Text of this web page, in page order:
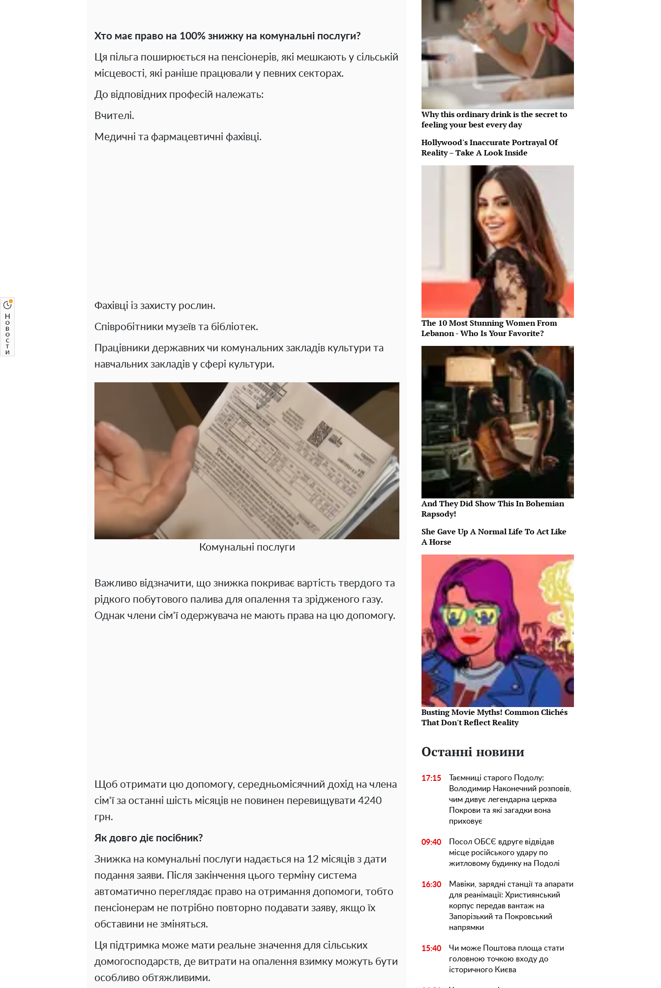
Хто має право на 100% знижку на комунальні послуги?
Ця пільга поширюється на пенсіонерів, які мешкають у сільській
місцевості, які раніше працювали у певних секторах.
До відповідних професій належать:
Вчителі.
Медичні та фармацевтичні фахівці.
Фахівці із захисту рослин.
Співробітники музеїв та бібліотек.
Працівники державних чи комунальних закладів культури та
навчальних закладів у сфері культури.
Комунальні послуги
Важливо відзначити, що знижка покриває вартість твердого та
рідкого побутового палива для опалення та зрідженого газу.
Однак члени сім'ї одержувача не мають права на цю допомогу.
Щоб отримати цю допомогу, середньомісячний дохід на члена
сім'ї за останні шість місяців не повинен перевищувати 4240
грн.
Як довго діє посібник?
Знижка на комунальні послуги надається на 12 місяців з дати
подання заяви. Після закінчення цього терміну система
автоматично переглядає право на отримання допомоги, тобто
пенсіонерам не потрібно повторно подавати заяву, якщо їх
обставини не зміняться.
Ця підтримка може мати реальне значення для сільських
домогосподарств, де витрати на опалення взимку можуть бути
особливо обтяжливими.
Why this ordinary drink is the secret to
feeling your best every day
Hollywood's Inaccurate Portrayal Of
Reality – Take A Look Inside
The 10 Most Stunning Women From
Lebanon - Who Is Your Favorite?
And They Did Show This In Bohemian
Rapsody!
She Gave Up A Normal Life To Act Like
A Horse
Busting Movie Myths! Common Clichés
That Don't Reflect Reality
Останні новини
17:15
Таємниці старого Подолу:
Володимир Наконечний розповів,
чим дивує легендарна церква
Покрови та які загадки вона
приховує
09:40
Посол ОБСЄ вдруге відвідав
місце російського удару по
житловому будинку на Подолі
16:30
Мавіки, зарядні станції та апарати
для реанімації: Християнський
корпус передав вантаж на
Запорізький та Покровський
напрямки
15:40
Чи може Поштова площа стати
головною точкою входу до
історичного Києва